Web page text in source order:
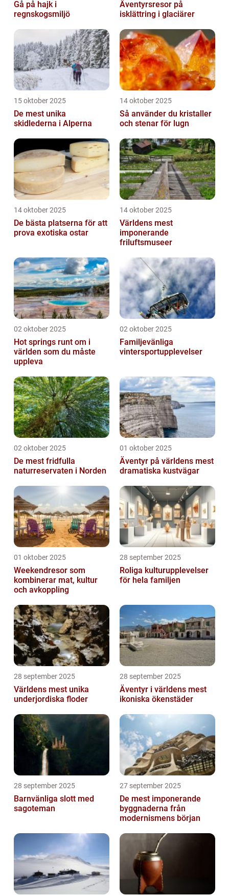
Gå på hajk i
regnskogsmiljö
Äventyrsresor på
isklättring i glaciärer
15 oktober 2025
De mest unika
skidlederna i Alperna
14 oktober 2025
Så använder du kristaller
och stenar för lugn
14 oktober 2025
De bästa platserna för att
prova exotiska ostar
14 oktober 2025
Världens mest
imponerande
friluftsmuseer
02 oktober 2025
Hot springs runt om i
världen som du måste
uppleva
02 oktober 2025
Familjevänliga
vintersportupplevelser
02 oktober 2025
De mest fridfulla
naturreservaten i Norden
01 oktober 2025
Äventyr på världens mest
dramatiska kustvägar
01 oktober 2025
Weekendresor som
kombinerar mat, kultur
och avkoppling
28 september 2025
Roliga kulturupplevelser
för hela familjen
28 september 2025
Världens mest unika
underjordiska floder
28 september 2025
Äventyr i världens mest
ikoniska ökenstäder
28 september 2025
Barnvänliga slott med
sagoteman
27 september 2025
De mest imponerande
byggnaderna från
modernismens början